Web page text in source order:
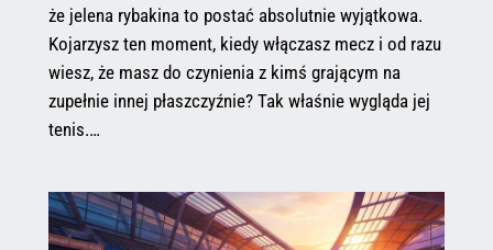
że jelena rybakina to postać absolutnie wyjątkowa.
Kojarzysz ten moment, kiedy włączasz mecz i od razu
wiesz, że masz do czynienia z kimś grającym na
zupełnie innej płaszczyźnie? Tak właśnie wygląda jej
tenis.…